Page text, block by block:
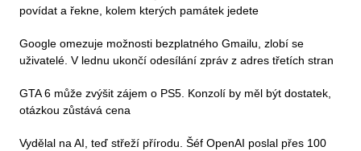
povídat a řekne, kolem kterých památek jedete
Google omezuje možnosti bezplatného Gmailu, zlobí se
uživatelé. V lednu ukončí odesílání zpráv z adres třetích stran
GTA 6 může zvýšit zájem o PS5. Konzolí by měl být dostatek,
otázkou zůstává cena
Vydělal na AI, teď střeží přírodu. Šéf OpenAI poslal přes 100